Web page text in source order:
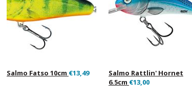
Salmo Fatso 10cm €13,49
Salmo Rattlin' Hornet
6.5cm €13,00